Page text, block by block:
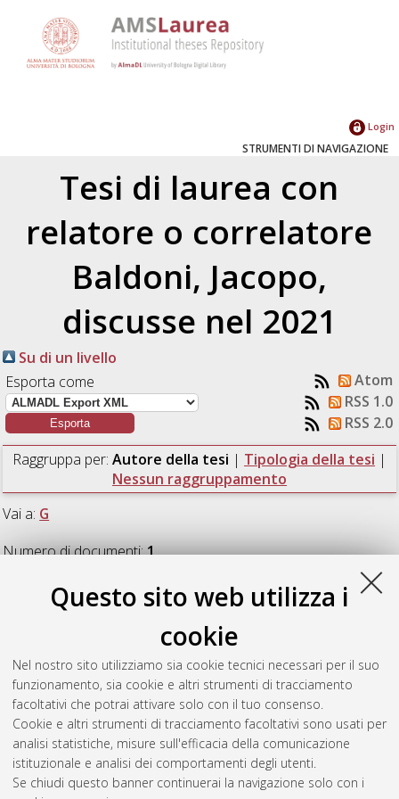
Questo sito web utilizza i
cookie
Nel nostro sito utilizziamo sia cookie tecnici necessari per il suo
funzionamento, sia cookie e altri strumenti di tracciamento
facoltativi che potrai attivare solo con il tuo consenso.
Cookie e altri strumenti di tracciamento facoltativi sono usati per
analisi statistiche, misure sull'efficacia della comunicazione
istituzionale e analisi dei comportamenti degli utenti.
Se chiudi questo banner continuerai la navigazione solo con i
Login
STRUMENTI DI NAVIGAZIONE
Tesi di laurea con
relatore o correlatore
Baldoni, Jacopo,
discusse nel 2021
Su di un livello
Esporta come
Atom
RSS 1.0
RSS 2.0
Raggruppa per: Autore della tesi | Tipologia della tesi |
Nessun raggruppamento
Vai a: G
Numero di documenti:1.
simulator for Charging Systems' End-of-Line Testing. [Laurea
magistrale], Università di Bologna, Corso di Studio inAdvanced
automotive electronic engineering [LM-DM270], Documento
full-text non disponibile
Questa lista e' stata generata ilFri Aug 7 07:27:40 2026 CEST